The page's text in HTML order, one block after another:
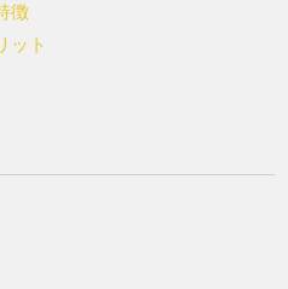
徴
ット